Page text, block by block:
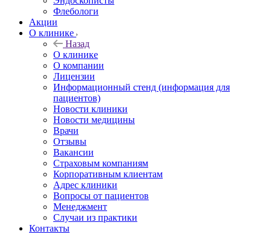
Флебологи
Акции
О клинике
Назад
О клинике
О компании
Лицензии
Информационный стенд (информация для
пациентов)
Новости клиники
Новости медицины
Врачи
Отзывы
Вакансии
Страховым компаниям
Корпоративным клиентам
Адрес клиники
Вопросы от пациентов
Менеджмент
Случаи из практики
Контакты